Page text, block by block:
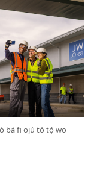
bá fi ojú tó tọ́ wo